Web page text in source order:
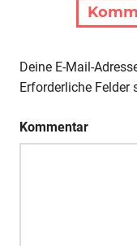
Deine E-Mail-
Erforderliche Felder
Kommentar